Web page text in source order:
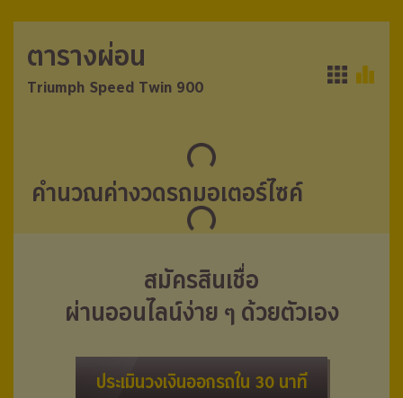
ตารางผ่อน
Triumph Speed Twin 900
ตารางผ่อน
Triumph Speed Twin 900
คำนวณค่างวดรถมอเตอร์ไซค์
สมัครสินเชื่อ
ผ่านออนไลน์ง่าย ๆ ด้วยตัวเอง
ประเมินวงเงินออกรถใน 30 นาที